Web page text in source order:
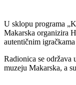
U sklopu programa
Makarska organizira
autentičnim
Radionica se održava
muzeju Makarska, a